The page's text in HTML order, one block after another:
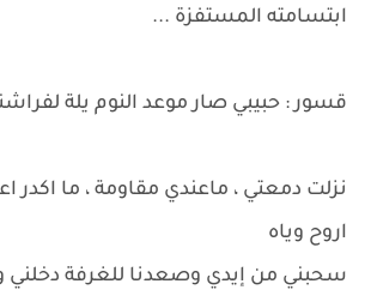
ابتسامته المستفزة ...
قسور : حبيبي صار موعد النوم يلة
نزلت دمعتي ، ماعندي مقاومة ، ما اكدر
اروح وياه
سحبني من إيدي وصعدنا للغرفة دخلني